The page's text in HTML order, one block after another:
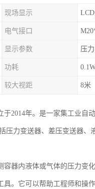
现场显示
电气接口
显示参数 压
功耗
较大视距 8米
2014年。是一家集工业自
力变送器、差压变送器、
器内液体或气体的压力变
。它可以帮助工程师和操